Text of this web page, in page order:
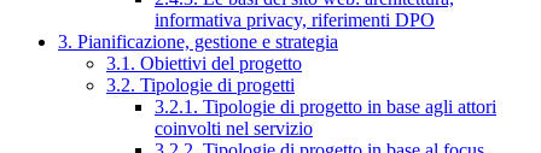
informativa privacy, riferimenti DPO
3. Pianificazione, gestione e strategia
3.1. Obiettivi del progetto
3.2. Tipologie di progetti
3.2.1. Tipologie di progetto in base agli attori
coinvolti nel servizio